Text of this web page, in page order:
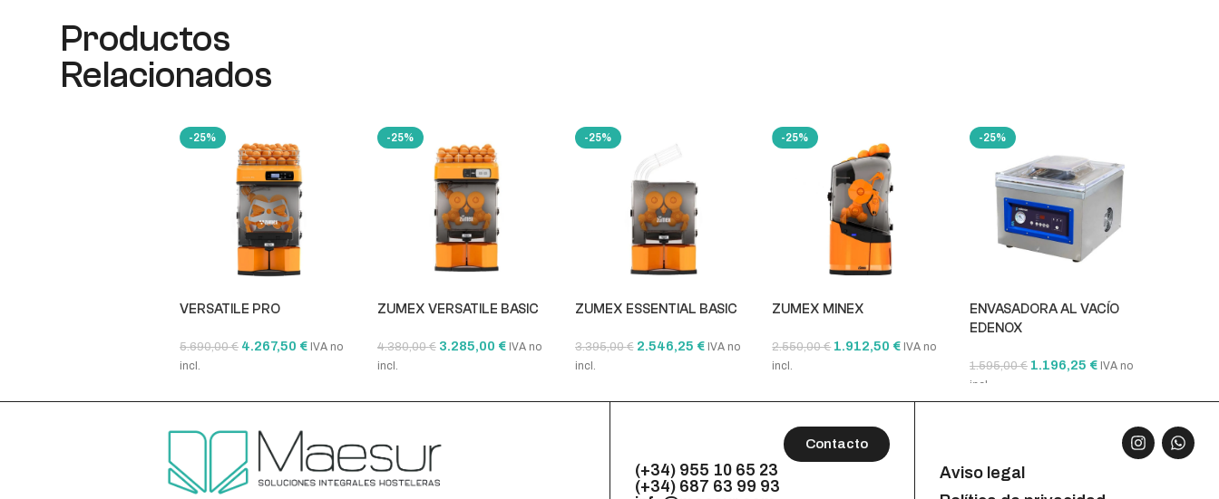
Productos
Relacionados
-25%
VERSATILE PRO
5.690,00€ 4.267,50 € IVA no
incl.
-25%
ZUMEX VERSATILE BASIC
4.380,00€ 3.285,00 € IVA no
incl.
-25%
ZUMEX ESSENTIAL BASIC
3.395,00€ 2.546,25 € IVA no
incl.
-25%
ZUMEX MINEX
2.550,00€ 1.912,50 € IVA no
incl.
-25%
ENVASADORA AL VACÍO
EDENOX
1.595,00€ 1.196,25 € IVA no
incl.
Contacto
(+34) 955 10 65 23
(+34) 687 63 99 93
Aviso legal